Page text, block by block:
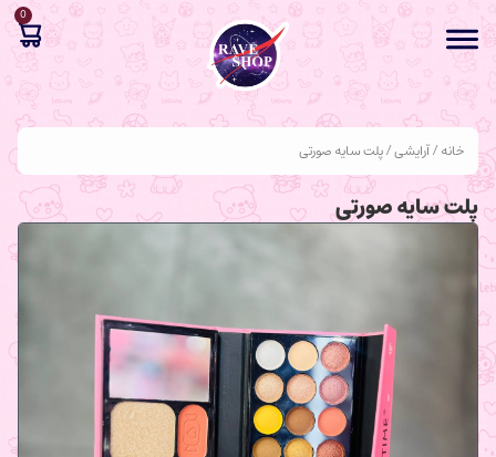
0
خانه/آرایشی/ پلت سایه صورتی
پلت سایه صورتی